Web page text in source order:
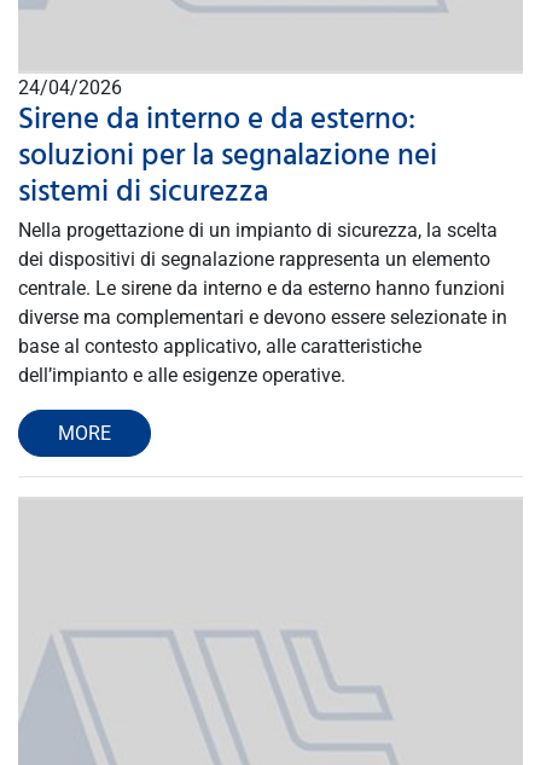
24/04/2026
Sirene da interno e da esterno:
soluzioni per la segnalazione nei
sistemi di sicurezza
Nella progettazione di un impianto di sicurezza, la scelta
dei dispositivi di segnalazione rappresenta un elemento
centrale. Le sirene da interno e da esterno hanno funzioni
diverse ma complementari e devono essere selezionate in
base al contesto applicativo, alle caratteristiche
dell’impianto e alle esigenze operative.
MORE